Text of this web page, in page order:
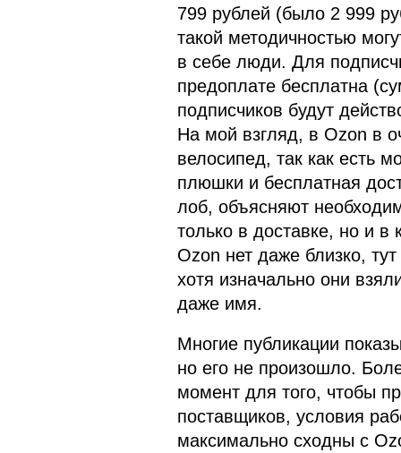
799 рублей (было 2 999
такой методичностью
в себе люди. Для
предоплате бесплатна
подписчиков будут
На мой взгляд, в Ozon в
велосипед, так как есть
плюшки и бесплатная
лоб, объясняют
только в доставке, но и в
Ozon нет даже близко,
хотя изначально они
даже имя.
Многие публикации
но его не произошло.
момент для того, чтобы
поставщиков, условия
максимально сходны с